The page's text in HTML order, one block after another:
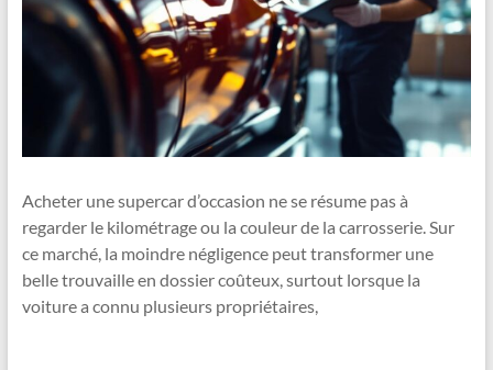
Acheter une supercar d’occasion ne se résume pas à
regarder le kilométrage ou la couleur de la carrosserie. Sur
ce marché, la moindre négligence peut transformer une
belle trouvaille en dossier coûteux, surtout lorsque la
voiture a connu plusieurs propriétaires,